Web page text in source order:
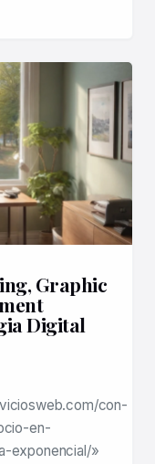
Graphic
Digital
con-
en-
exponencial/»